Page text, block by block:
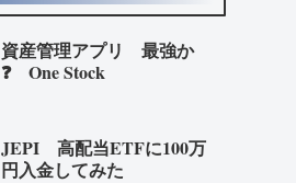
資産管理アプリ 最強か
❓ One Stock
JEPI 高配当ETFに100万
円入金してみた